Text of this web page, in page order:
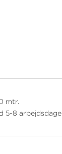
mtr.
5-8 arbejdsdage